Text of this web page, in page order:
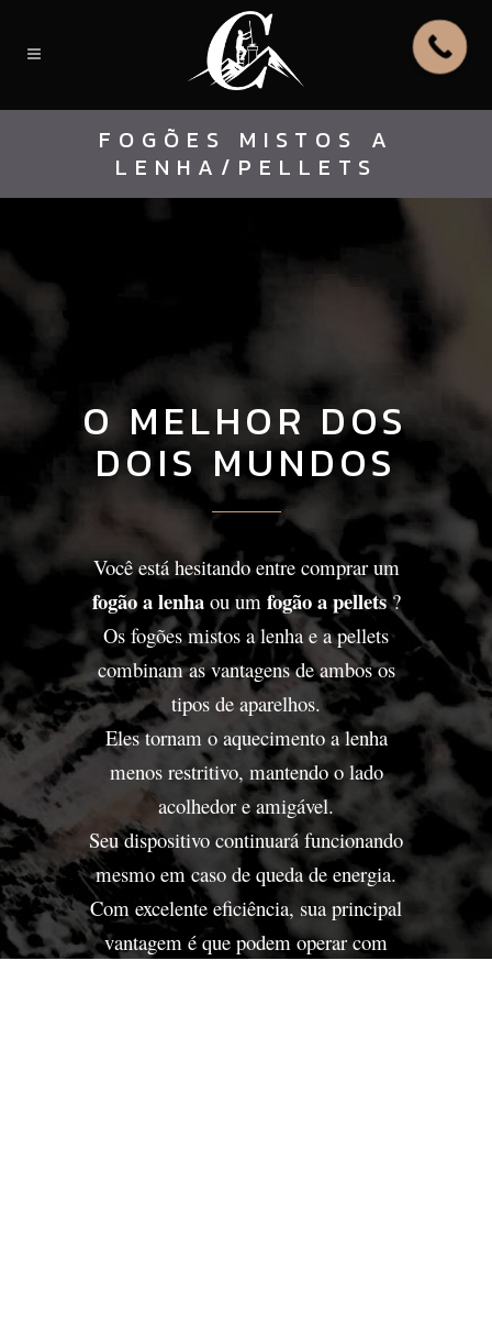
FOGÕES MISTOS A
LENHA/PELLETS
O MELHOR DOS
DOIS MUNDOS
Você está hesitando entre comprar um
fogão a lenhaou um fogão a pellets?
Os fogões mistos a lenha e a pellets
combinam as vantagens de ambos os
tipos de aparelhos.
Eles tornam o aquecimento a lenha
menos restritivo, mantendo o lado
acolhedor e amigável.
Seu dispositivo continuará funcionando
mesmo em caso de queda de energia.
Com excelente eficiência, sua principal
vantagem é que podem operar com